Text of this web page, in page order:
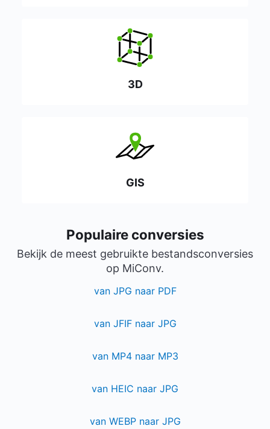
3D
GIS
Populaire conversies
Bekijk de meest gebruikte bestandsconversies
op MiConv.
van JPG naar PDF
van JFIF naar JPG
van MP4 naar MP3
van HEIC naar JPG
van WEBP naar JPG